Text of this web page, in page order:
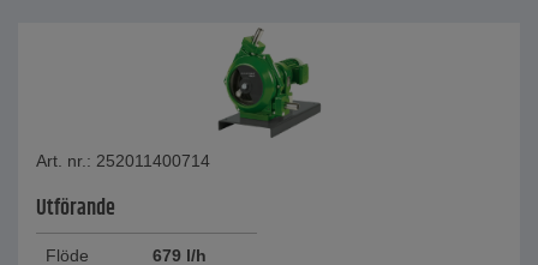
Art. nr.: 252011400714
Utförande
Flöde 679 l/h